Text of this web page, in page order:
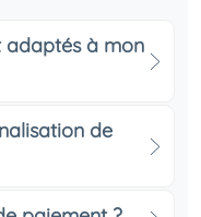
adaptés à mon
de